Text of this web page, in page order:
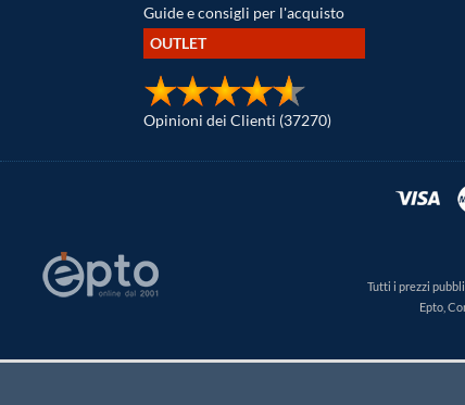
Guide e consigli per l'acquisto
OUTLET
Opinioni dei Clienti (37270)
Tutti i prezzi
Epto,